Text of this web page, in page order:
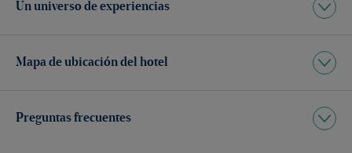
Un universo de experiencias
Mapa de ubicación del hotel
Preguntas frecuentes